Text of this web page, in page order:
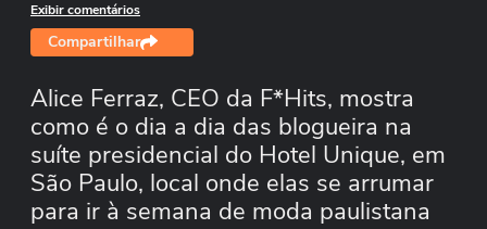
Exibir comentários
Compartilhar
Alice Ferraz, CEO da F*Hits, mostra
como é o dia a dia das blogueira na
suíte presidencial do Hotel Unique, em
São Paulo, local onde elas se arrumar
para ir à semana de moda paulistana